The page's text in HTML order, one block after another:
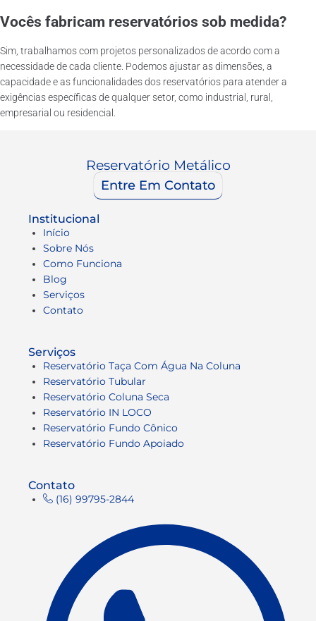
Vocês fabricam reservatórios sob medida?
Sim, trabalhamos com projetos personalizados de acordo com a
necessidade de cada cliente. Podemos ajustar as dimensões, a
capacidade e as funcionalidades dos reservatórios para atender a
exigências específicas de qualquer setor, como industrial, rural,
empresarial ou residencial.
Reservatório Metálico
Entre Em Contato
Institucional
Início
Sobre Nós
Como Funciona
Blog
Serviços
Contato
Serviços
Reservatório Taça Com Água Na Coluna
Reservatório Tubular
Reservatório Coluna Seca
Reservatório IN LOCO
Reservatório Fundo Cônico
Reservatório Fundo Apoiado
Contato
(16) 99795-2844